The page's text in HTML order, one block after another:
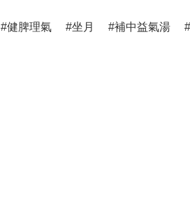
健脾理氣 坐月 補中益氣湯